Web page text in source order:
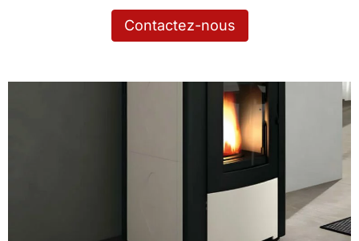
Contactez-nous